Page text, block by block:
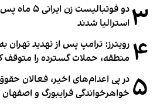
۳
دو فوتبالیست
استرالیا شدند
۴ رویترز: ترامپ پس از تهدید
منطقه، حملات گسترده را متوقف
۵ در پی اعدام‌های اخیر، فعالان
خواهرخواندگی فرایبورگ و